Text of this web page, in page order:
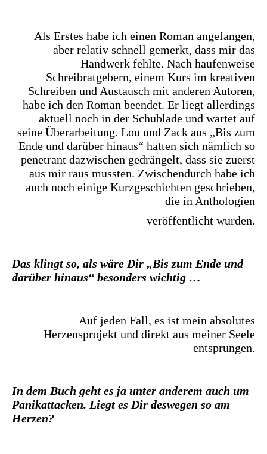
Als Erstes habe ich einen Roman angefangen,
aber relativ schnell gemerkt, dass mir das
Handwerk fehlte. Nach haufenweise
Schreibratgebern, einem Kurs im kreativen
Schreiben und Austausch mit anderen Autoren,
habe ich den Roman beendet. Er liegt allerdings
aktuell noch in der Schublade und wartet auf
seine Überarbeitung. Lou und Zack aus „Bis zum
Ende und darüber hinaus“ hatten sich nämlich so
penetrant dazwischen gedrängelt, dass sie zuerst
aus mir raus mussten. Zwischendurch habe ich
auch noch einige Kurzgeschichten geschrieben,
die in Anthologien
veröffentlicht wurden.
Das klingt so, als wäre Dir „Bis zum Ende und
darüber hinaus“ besonders wichtig …
Auf jeden Fall, es ist mein absolutes
Herzensprojekt und direkt aus meiner Seele
entsprungen.
In dem Buch geht es ja unter anderem auch um
Panikattacken. Liegt es Dir deswegen so am
Herzen?